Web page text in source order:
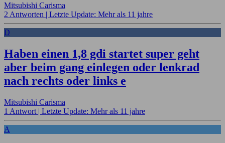
Mitsubishi Carisma
2 Antworten | Letzte Update: Mehr als 11 jahre
D
Haben einen 1,8 gdi startet super geht
aber beim gang einlegen oder lenkrad
nach rechts oder links e
Mitsubishi Carisma
1 Antwort | Letzte Update: Mehr als 11 jahre
A